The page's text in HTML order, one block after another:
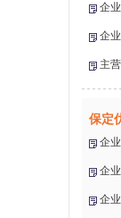
企
企
主
保定
企
企
企